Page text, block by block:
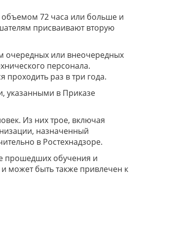
72 часа или больше и
присваивают вторую
очередных или внеочередных
персонала.
проходить раз в три года.
указанными в Приказе
Из них трое, включая
назначенный
в Ростехнадзоре.
прошедших обучения и
может быть также привлечен к